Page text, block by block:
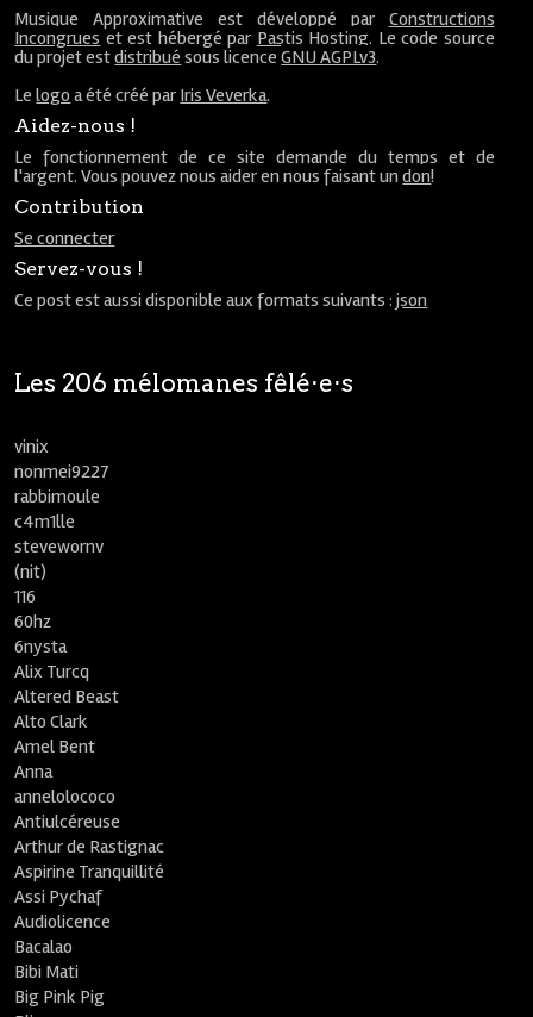
Musique Approximative est développé par Constructions
Incongrues et est hébergé par Pastis Hosting. Le code source
du projet estdistribué sous licenceGNU AGPLv3.
Lelogo a été créé par Iris Veverka.
Aidez-nous !
Le fonctionnement de ce site demande du temps et de
l'argent. Vous pouvez nous aider en nous faisant undon!
Contribution
Se connecter
Servez-vous !
Ce post est aussi disponible aux formats suivants :json
Les 206 mélomanes fêlé⋅e⋅s
vinix
nonmei9227
rabbimoule
c4m1lle
stevewornv
(nit)
116
60hz
6nysta
Alix Turcq
Altered Beast
Alto Clark
Amel Bent
Anna
annelolococo
Antiulcéreuse
Arthur de Rastignac
Aspirine Tranquillité
Assi Pychaf
Audiolicence
Bacalao
Bibi Mati
Big Pink Pig